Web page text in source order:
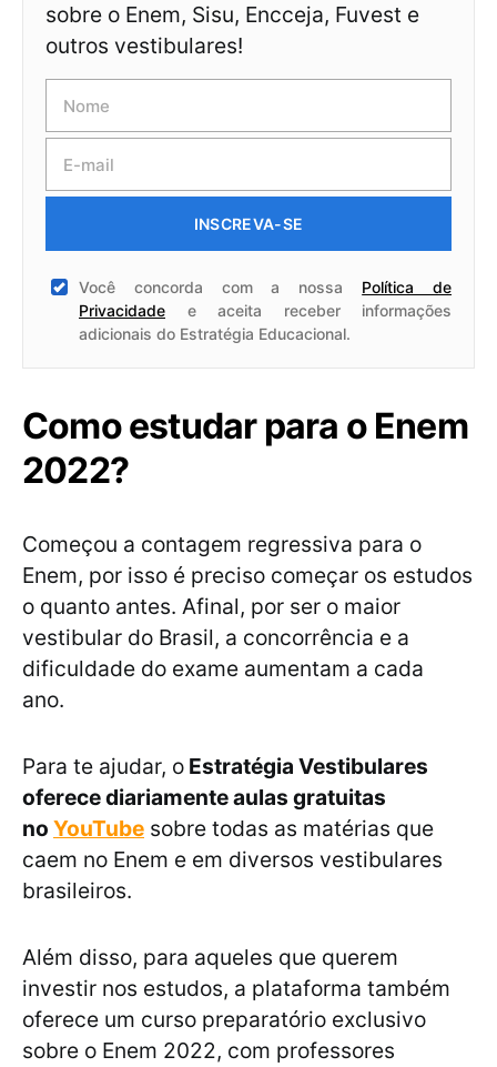
sobre o Enem, Sisu, Encceja, Fuvest e
outros vestibulares!
INSCREVA-SE
Você concorda com a nossa Política de
Privacidade e aceita receber informações
adicionais do Estratégia Educacional.
Como estudar para o Enem
2022?
Começou a contagem regressiva para o
Enem, por isso é preciso começar os estudos
o quanto antes. Afinal, por ser o maior
vestibular do Brasil, a concorrência e a
dificuldade do exame aumentam a cada
ano.
Para te ajudar, o Estratégia Vestibulares
oferece diariamente aulas gratuitas
no YouTube sobre todas as matérias que
caem no Enem e em diversos vestibulares
brasileiros.
Além disso, para aqueles que querem
investir nos estudos, a plataforma também
oferece um curso preparatório exclusivo
sobre o Enem 2022, com professores